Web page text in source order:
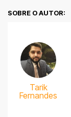
SOBRE O AUTOR:
Tarik
Fernandes